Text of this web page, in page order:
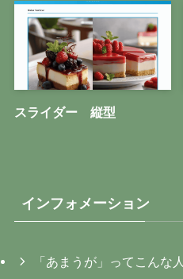
スライダー 縦型
インフォメーション
「あまうが」ってこんな人